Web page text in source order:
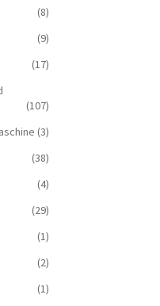
(8)
(9)
(17)
(107)
(3)
(38)
(4)
(29)
(1)
(2)
(1)